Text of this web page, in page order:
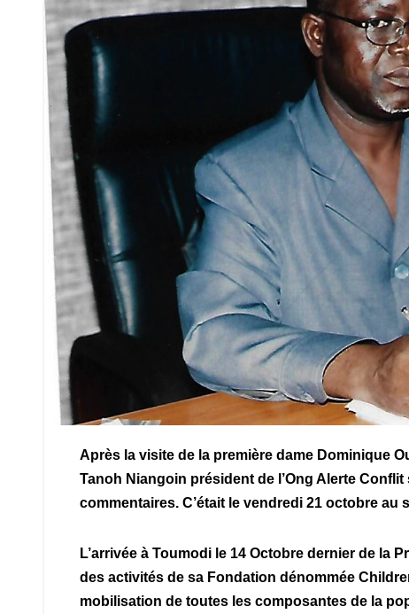
Après la visite de la première dame Dominique
Tanoh Niangoin président de l’Ong Alerte
commentaires. C’était le vendredi 21 octobre au
L’arrivée à Toumodi le 14 Octobre dernier de la
des activités de sa Fondation dénommée
mobilisation de toutes les composantes de la